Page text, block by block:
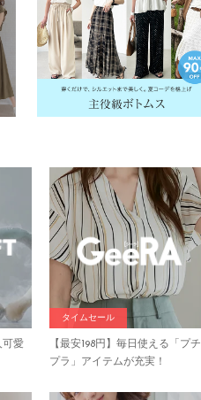
可愛
タイムセール
【最安198円】毎日使える「プチ
プラ」アイテムが充実！